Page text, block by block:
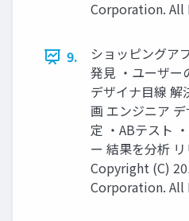
Corporation. All
9.
ショッピングア
発見 ・ユーザー
デザイナ目線 解
画 エンジニア
定 ・ABテスト
ー 結果を分析
Copyright (C)
Corporation. All